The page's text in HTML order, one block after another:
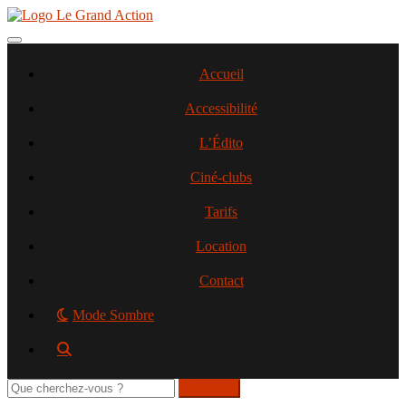
Aller
contenu
Toggle navigation
Accueil
Accessibilité
L’Édito
Ciné-clubs
Tarifs
Location
Contact
Mode Sombre
Rechercher
sur